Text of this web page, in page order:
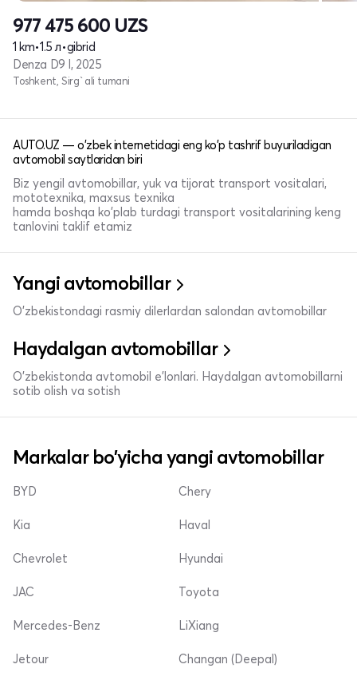
977 475 600 UZS
1 km•1.5 л•gibrid
Denza D9 I, 2025
Toshkent, Sirg`ali tumani
AUTO.UZ — o'zbek internetidagi eng ko'p tashrif buyuriladigan
avtomobil saytlaridan biri
Biz yengil avtomobillar, yuk va tijorat transport vositalari,
mototexnika, maxsus texnika
hamda boshqa ko'plab turdagi transport vositalarining keng
tanlovini taklif etamiz
Yangi avtomobillar
O'zbekistondagi rasmiy dilerlardan salondan avtomobillar
Haydalgan avtomobillar
O'zbekistonda avtomobil e’lonlari. Haydalgan avtomobillarni
sotib olish va sotish
Markalar bo'yicha yangi avtomobillar
BYD
Kia
Chevrolet
Chery
Haval
Hyundai
JAC
Mercedes-Benz
Jetour
Toyota
LiXiang
Changan (Deepal)